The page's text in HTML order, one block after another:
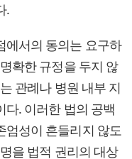
.
에서의 동의는 요구하
확한 규정을 두지 않
관례나 병원 내부 지
다. 이러한 법의 공백
엄성이 흔들리지 않도
을 법적 권리의 대상